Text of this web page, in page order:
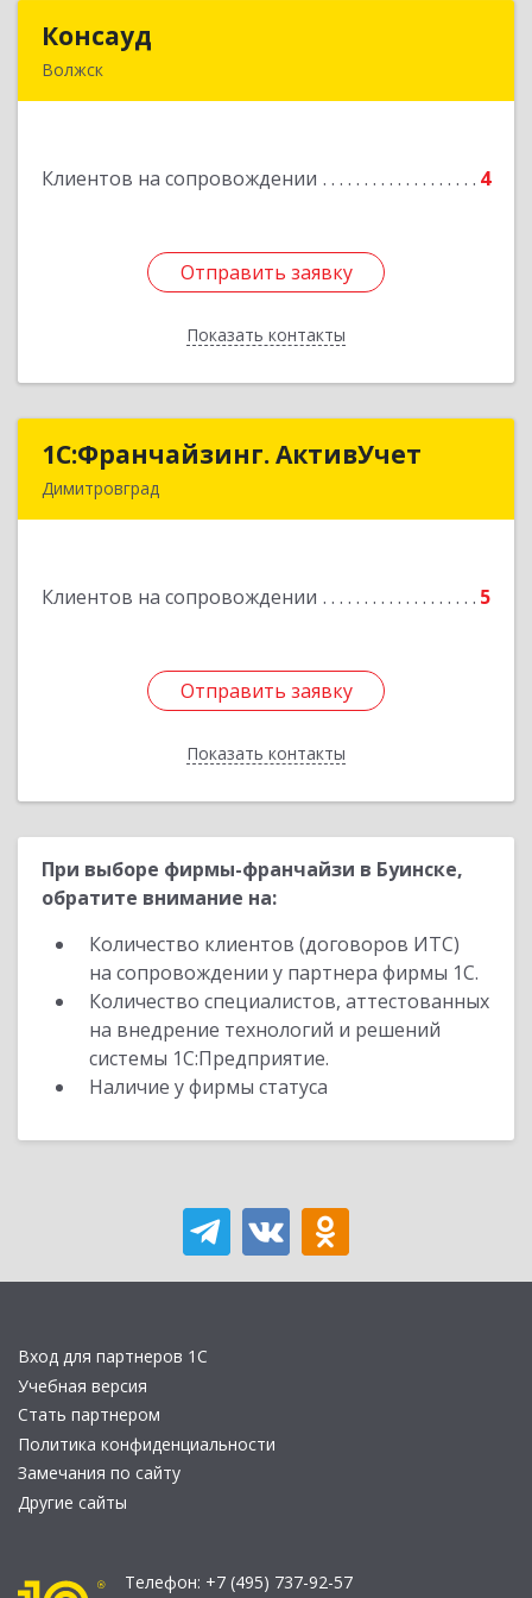
Консауд
Волжск
Клиентов на сопровождении 4
Отправить заявку
Показать контакты
Подробнее
Отправить заявку
Назад
1С:Франчайзинг. АктивУчет
Димитровград
Клиентов на сопровождении 5
Отправить заявку
Показать контакты
1С:Франчайзинг. АктивУчет
Подробнее
Отправить заявку
Назад
При выборе фирмы-франчайзи в Буинске,
обратите внимание на:
Количество клиентов (договоров ИТС)
на сопровождении у партнера фирмы 1С.
Количество специалистов, аттестованных
на внедрение технологий и решений
системы 1С:Предприятие.
Наличие у фирмы статуса
Вход для партнеров 1С
Учебная версия
Стать партнером
Политика конфиденциальности
Замечания по сайту
Другие сайты
Телефон: +7 (495) 737-92-57